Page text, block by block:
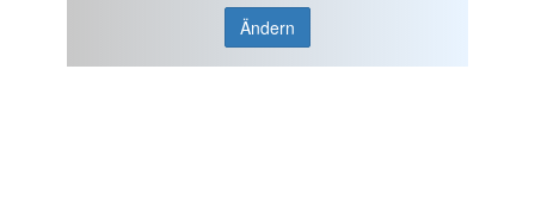
Ändern